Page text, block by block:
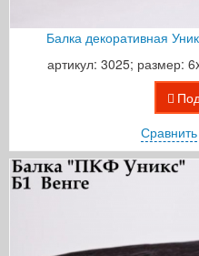
Балка декоративная
артикул: 3025; размер:
Сравнить